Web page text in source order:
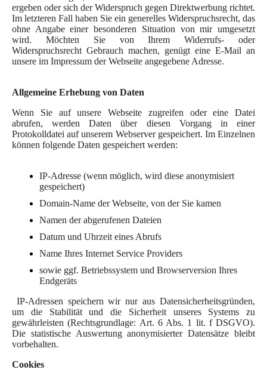
ergeben oder sich der Widerspruch gegen Direktwerbung richtet.
Im letzteren Fall haben Sie ein generelles Widerspruchsrecht, das
ohne Angabe einer besonderen Situation von mir umgesetzt
wird. Möchten Sie von Ihrem Widerrufs- oder
Widerspruchsrecht Gebrauch machen, genügt eine E-Mail an
unsere im Impressum der Webseite angegebene Adresse.
Allgemeine Erhebung von Daten
Wenn Sie auf unsere Webseite zugreifen oder eine Datei
abrufen, werden Daten über diesen Vorgang in einer
Protokolldatei auf unserem Webserver gespeichert. Im Einzelnen
können folgende Daten gespeichert werden:
IP-Adresse (wenn möglich, wird diese anonymisiert
gespeichert)
Domain-Name der Webseite, von der Sie kamen
Namen der abgerufenen Dateien
Datum und Uhrzeit eines Abrufs
Name Ihres Internet Service Providers
sowie ggf. Betriebssystem und Browserversion Ihres
Endgeräts
IP-Adressen speichern wir nur aus Datensicherheitsgründen,
um die Stabilität und die Sicherheit unseres Systems zu
gewährleisten (Rechtsgrundlage: Art. 6 Abs. 1 lit. f DSGVO).
Die statistische Auswertung anonymisierter Datensätze bleibt
vorbehalten.
Cookies